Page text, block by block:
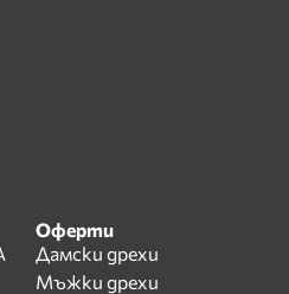
Оферти
Дамски дрехи
Мъжки дрехи